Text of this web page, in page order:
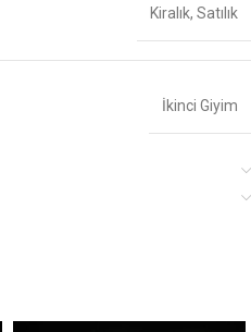
Kiralık, Satılık
İkinci Giyim